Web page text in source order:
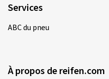
Services
ABC du pneu
À propos de reifen.com